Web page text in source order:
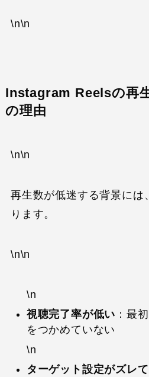
\n\n
Instagram Reelsの再
の理由
\n\n
再生数が低迷する背景には
ります。
\n\n
\n
視聴完了率が低い ：最
をつかめていない
\n
ターゲット設定がズレ